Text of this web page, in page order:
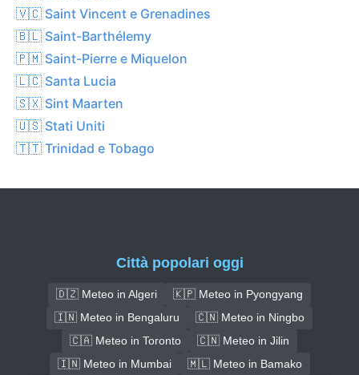
🇻🇨 Saint Vincent e Grenadines
🇧🇱 Saint-Barthélemy
🇵🇲 Saint-Pierre e Miquelon
🇱🇨 Santa Lucia
🇸🇽 Sint Maarten
🇺🇸 Stati Uniti
🇹🇹 Trinidad e Tobago
Città popolari oggi
🇩🇿 Meteo in Algeri
🇰🇵 Meteo in Pyongyang
🇮🇳 Meteo in Bengaluru
🇨🇳 Meteo in Ningbo
🇨🇦 Meteo in Toronto
🇨🇳 Meteo in Jilin
🇮🇳 Meteo in Mumbai
🇲🇱 Meteo in Bamako